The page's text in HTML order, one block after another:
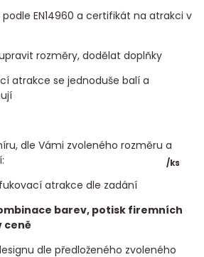
/ks
EN14960 a certifikát na atrakci v
rozměry, dodělat doplňky
atrakce se jednoduše balí a
dle Vámi zvoleného rozměru a
atrakce dle zadání
barev, potisk firemních
ceně
dle předloženého zvoleného